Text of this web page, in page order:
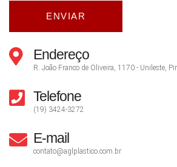
Endereço
R. João Franco de Oliveira, 1170 - Unileste,
Telefone
(19) 3424-3272
E-mail
contato@aglplastico.com.br